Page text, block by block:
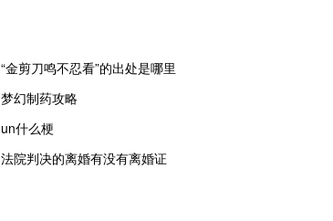
“金剪刀鸣不忍看”的出处是哪里
梦幻制药攻略
un什么梗
法院判决的离婚有没有离婚证